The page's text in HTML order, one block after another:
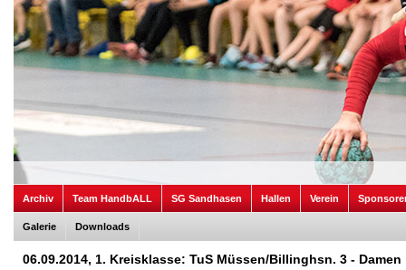
Archiv Team HandbALL SG Sandhasen Hallen Verein
Galerie Downloads
06.09.2014, 1. Kreisklasse: TuS Müssen/Billinghsn. 3 - Damen